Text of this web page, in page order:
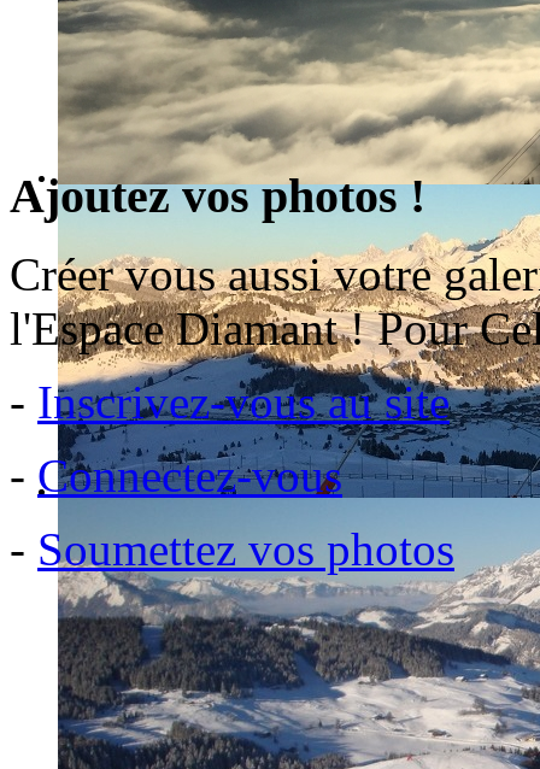
Ajoutez vos photos !
Créer vous aussi votre
l'Espace Diamant ! Pour
- Inscrivez-vous au site
- Connectez-vous
- Soumettez vos photos